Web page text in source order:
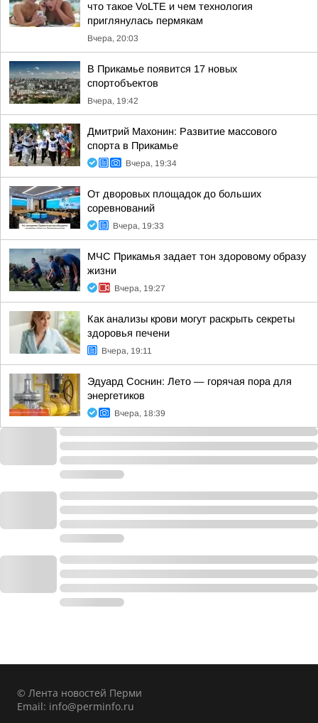
что такое VoLTE и чем технология
приглянулась пермякам
Вчера, 20:03
В Прикамье появится 17 новых
спортобъектов
Вчера, 19:42
Дмитрий Махонин: Развитие массового
спорта в Прикамье
Вчера, 19:34
От дворовых площадок до больших
соревнований
Вчера, 19:33
МЧС Прикамья задает тон здоровому образу
жизни
Вчера, 19:27
Как анализы крови могут раскрыть секреты
здоровья печени
Вчера, 19:11
Эдуард Соснин: Лето — горячая пора для
энергетиков
Вчера, 18:39
© Лента новостей Перми
Email: info@perminfo.ru